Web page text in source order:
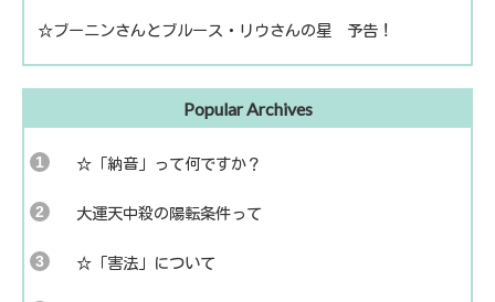
☆ブーニンさんとブルース・リウさんの星 予告！
Popular Archives
☆「納音」って何ですか？
大運天中殺の陽転条件って
☆「害法」について